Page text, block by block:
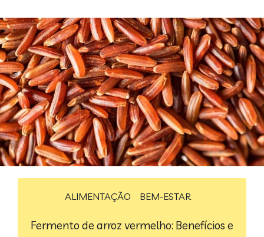
ALIMENTAÇÃO BEM-ESTAR
Fermento de arroz vermelho: Benefícios e